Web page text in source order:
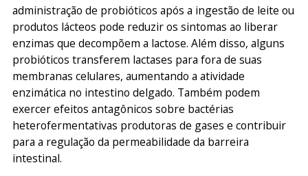
administração de probióticos após a ingestão de leite ou
produtos lácteos pode reduzir os sintomas ao liberar
enzimas que decompõem a lactose. Além disso, alguns
probióticos transferem lactases para fora de suas
membranas celulares, aumentando a atividade
enzimática no intestino delgado. Também podem
exercer efeitos antagônicos sobre bactérias
heterofermentativas produtoras de gases e contribuir
para a regulação da permeabilidade da barreira
intestinal.